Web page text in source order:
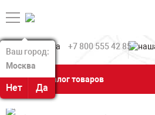
Ваш город:
Москва
Нет Да
Ваш город:
Москва
Нет Да
+7 800 555 42 85
Каталог товаров